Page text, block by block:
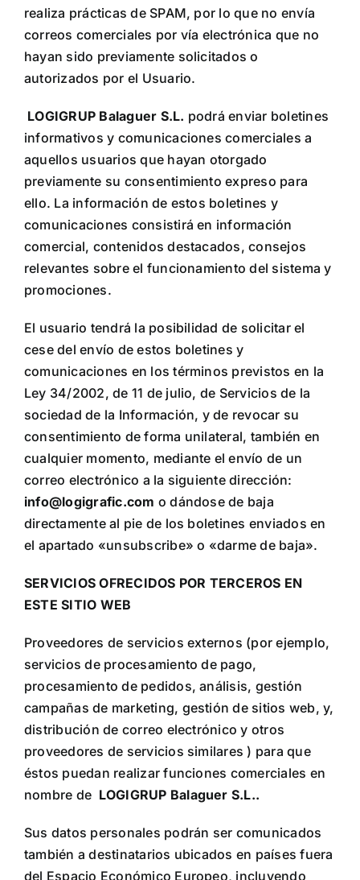
realiza prácticas de SPAM, por lo que no envía
correos comerciales por vía electrónica que no
hayan sido previamente solicitados o
autorizados por el Usuario.
LOGIGRUP Balaguer S.L. podrá enviar boletines
informativos y comunicaciones comerciales a
aquellos usuarios que hayan otorgado
previamente su consentimiento expreso para
ello. La información de estos boletines y
comunicaciones consistirá en información
comercial, contenidos destacados, consejos
relevantes sobre el funcionamiento del sistema y
promociones.
El usuario tendrá la posibilidad de solicitar el
cese del envío de estos boletines y
comunicaciones en los términos previstos en la
Ley 34/2002, de 11 de julio, de Servicios de la
sociedad de la Información, y de revocar su
consentimiento de forma unilateral, también en
cualquier momento, mediante el envío de un
correo electrónico a la siguiente dirección:
info@logigrafic.com o dándose de baja
directamente al pie de los boletines enviados en
el apartado «unsubscribe» o «darme de baja».
SERVICIOS OFRECIDOS POR TERCEROS EN
ESTE SITIO WEB
Proveedores de servicios externos (por ejemplo,
servicios de procesamiento de pago,
procesamiento de pedidos, análisis, gestión
campañas de marketing, gestión de sitios web, y,
distribución de correo electrónico y otros
proveedores de servicios similares ) para que
éstos puedan realizar funciones comerciales en
nombre de LOGIGRUP Balaguer S.L..
Sus datos personales podrán ser comunicados
también a destinatarios ubicados en países fuera
del Espacio Económico Europeo, incluyendo